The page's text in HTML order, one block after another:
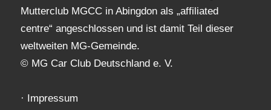
Mutterclub MGCC in Abingdon als „affiliated
centre“ angeschlossen und ist damit Teil dieser
weltweiten MG-Gemeinde.
© MG Car Club Deutschland e. V.
· Impressum